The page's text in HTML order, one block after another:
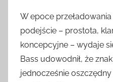
W epoce
podejście – prostota,
koncepcyjne – wydaje
Bass udowodnił, że
jednocześnie oszczędny